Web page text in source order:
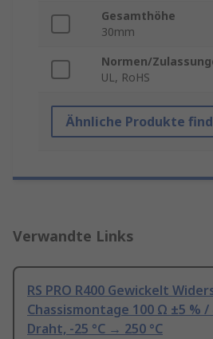
Gesamthöhe
30mm
Normen/
UL, RoHS
Ähnliche Produkte
Verwandte Links
RS PRO R400 Gewickelt
Chassismontage 100 Ω ±5 % /
Draht, -25 °C → 250 °C